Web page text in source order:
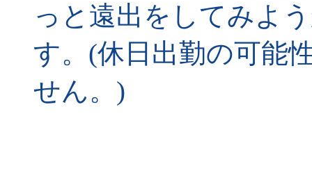
っと遠出をしてみよ
す。(休日出勤の可能
せん。)